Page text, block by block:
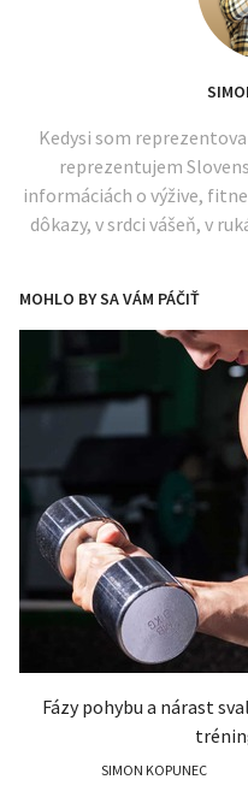
Kedysi som
reprezentujem
informáciách o výžive,
dôkazy, v srdci vášeň, v
MOHLO BY SA VÁM PÁČIŤ
Fázy pohybu a nárast
SIMON KOPUNEC